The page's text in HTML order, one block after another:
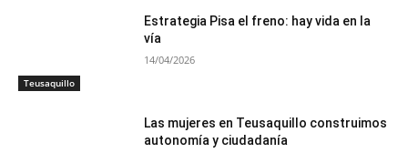
Teusaquillo
Estrategia Pisa el freno: hay vida en la
vía
14/04/2026
Las mujeres en Teusaquillo construimos
autonomía y ciudadanía